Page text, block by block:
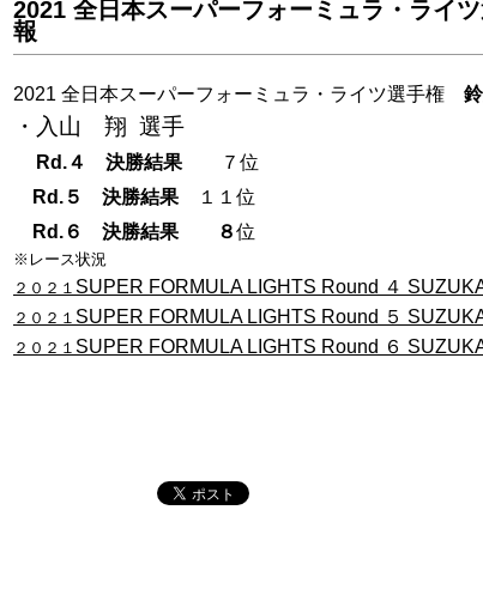
2021 全日本スーパーフォーミュラ・ライ
報
2021 全日本スーパーフォーミュラ・ライツ選手権
・入山 翔 選手
Rd.４ 決勝結果
７位
Rd.５ 決勝結果
１１ 位
Rd.６ 決勝結果 ８位
※レース状況
２０２１ SUPER FORMULA LIGHTS Round ４
２０２１ SUPER FORMULA LIGHTS Round ５
２０２１ SUPER FORMULA LIGHTS Round ６